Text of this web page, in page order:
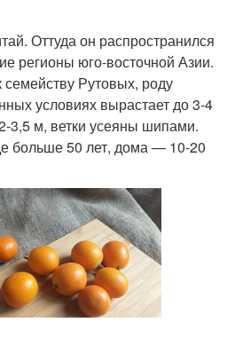
Оттуда он распространился
регионы юго-восточной Азии.
Рутовых, роду
условиях вырастает до 3-4
3,5 м, ветки усеяны шипами.
больше 50 лет, дома — 10-20